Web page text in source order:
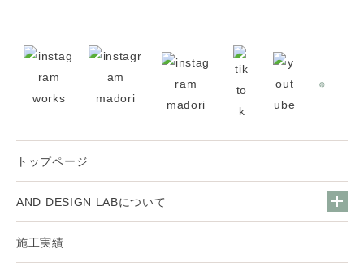
トップページ
AND DESIGN LABについて
施工実績